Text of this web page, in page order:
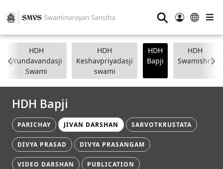
⚲
HDH
Vrundavandasji
Swami
HDH
Keshavpriyadasji
swami
HDH
Bapji
HDH
Swamishri
HDH Bapji
PARICHAY JIVAN DARSHAN SARVOTKRUSTATA
DIVYA PRASAD DIVYA PRASANGAM
VIDEO DARSHAN PUBLICATION